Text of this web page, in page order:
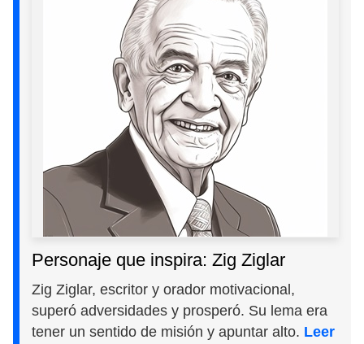
Personaje que inspira: Zig Ziglar
Zig Ziglar, escritor y orador motivacional,
superó adversidades y prosperó. Su lema era
tener un sentido de misión y apuntar alto. Leer